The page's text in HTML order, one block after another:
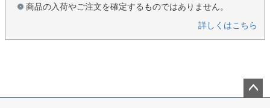
商品の入荷やご注文を確定するものではありません。
詳しくはこちら